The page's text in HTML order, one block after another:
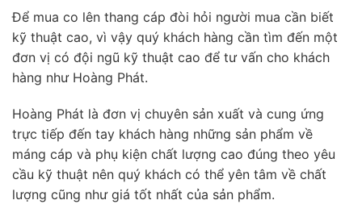
Để mua co lên thang cáp đòi hỏi người mua cần biết
kỹ thuật cao, vì vậy quý khách hàng cần tìm đến một
đơn vị có đội ngũ kỹ thuật cao để tư vấn cho khách
hàng như Hoàng Phát.
Hoàng Phát là đơn vị chuyên sản xuất và cung ứng
trực tiếp đến tay khách hàng những sản phẩm về
máng cáp và phụ kiện chất lượng cao đúng theo yêu
cầu kỹ thuật nên quý khách có thể yên tâm về chất
lượng cũng như giá tốt nhất của sản phẩm.